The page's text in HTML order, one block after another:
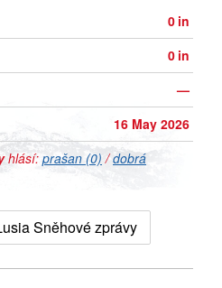
0 in
0 in
—
16 May 2026
hlásí: prašan (0) /dobrá
Sněhové zprávy